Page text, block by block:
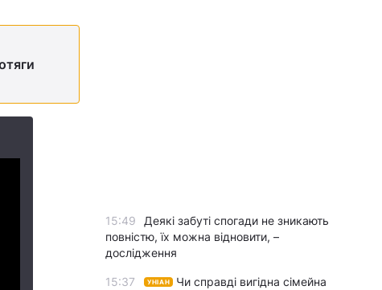
15:49
Деякі забуті спогади не зникають
повністю, їх можна відновити, –
дослідження
15:37 УНІАН
Чи справді вигідна сімейна